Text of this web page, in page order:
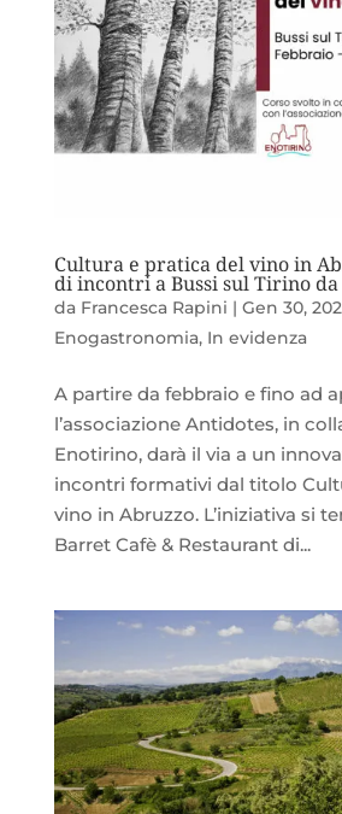
Cultura e pratica del vino in
di incontri a Bussi sul Tirino
da Francesca Rapini | Gen 30,
Enogastronomia, In evidenza
A partire da febbraio e fino ad
l’associazione Antidotes, in
Enotirino, darà il via a un
incontri formativi dal titolo
vino in Abruzzo. L’iniziativa si
Barret Cafè & Restaurant di...